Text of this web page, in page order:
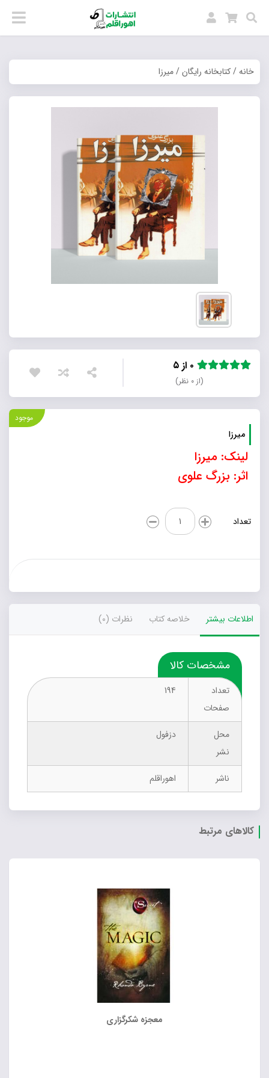
خانه/کتابخانه رایگان/ میرزا
(از ۰ نظر)
موجود
میرزا
لینک: میرزا
اثر: بزرگ علوی
تعداد
میرزا
عدد
اطلاعات بیشتر خلاصه کتاب نظرات (0)
مشخصات کالا
تعداد
صفحات
194
محل
نشر
دزفول
ناشر اهوراقلم
کالاهای مرتبط
معجزه شکرگزاری